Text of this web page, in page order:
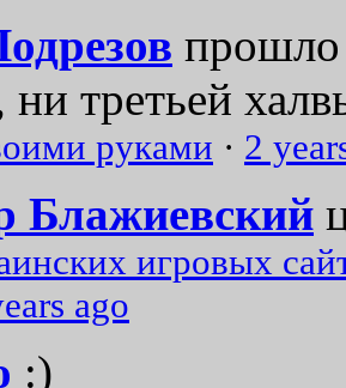
прошло
третьей
руками · 2
Блажиевский
игровых
ago
:)